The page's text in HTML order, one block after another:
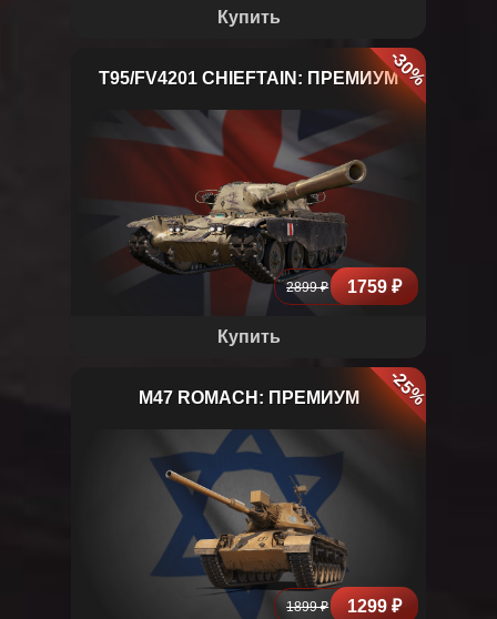
Купить
T95/FV4201 CHIEFTAIN: ПРЕМИУМ-30%
T95/FV4201 CHIEFTAIN
1759 ₽
2899 ₽
Купить
M47 ROMACH: ПРЕМИУМ -25%
M47 Romach
1299 ₽
1899 ₽